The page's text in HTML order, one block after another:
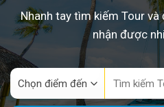
Nhanh tay tìm kiếm Tour và
nhận được